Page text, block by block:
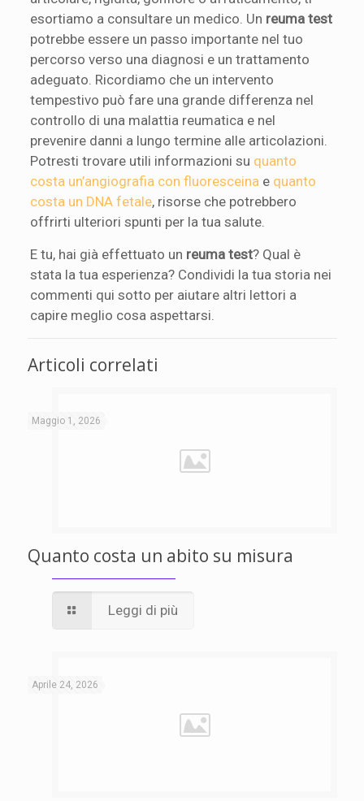
esortiamo a consultare un medico. Un reuma test
potrebbe essere un passo importante nel tuo
percorso verso una diagnosi e un trattamento
adeguato. Ricordiamo che un intervento
tempestivo può fare una grande differenza nel
controllo di una malattia reumatica e nel
prevenire danni a lungo termine alle articolazioni.
Potresti trovare utili informazioni su quanto
costa un’angiografia con fluoresceina e quanto
costa un DNA fetale, risorse che potrebbero
offrirti ulteriori spunti per la tua salute.
E tu, hai già effettuato un reuma test? Qual è
stata la tua esperienza? Condividi la tua storia nei
commenti qui sotto per aiutare altri lettori a
capire meglio cosa aspettarsi.
Articoli correlati
Maggio 1, 2026
Quanto costa un abito su misura
Leggi di più
Aprile 24, 2026